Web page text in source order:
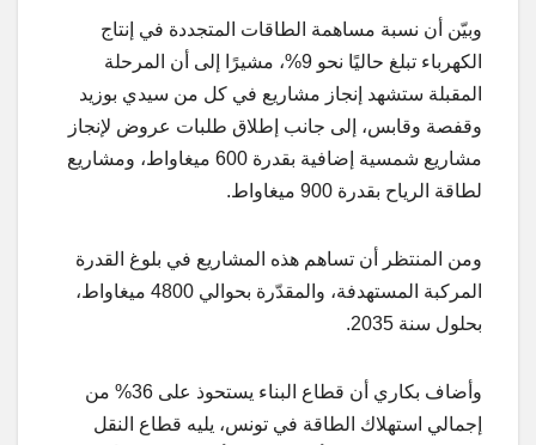
وبيّن أن نسبة مساهمة الطاقات المتجددة في إنتاج
الكهرباء تبلغ حاليًا نحو 9%، مشيرًا إلى أن المرحلة
المقبلة ستشهد إنجاز مشاريع في كل من سيدي بوزيد
وقفصة وقابس، إلى جانب إطلاق طلبات عروض لإنجاز
مشاريع شمسية إضافية بقدرة 600 ميغاواط، ومشاريع
لطاقة الرياح بقدرة 900 ميغاواط.
ومن المنتظر أن تساهم هذه المشاريع في بلوغ القدرة
المركبة المستهدفة، والمقدّرة بحوالي 4800 ميغاواط،
بحلول سنة 2035.
وأضاف بكاري أن قطاع البناء يستحوذ على 36% من
إجمالي استهلاك الطاقة في تونس، يليه قطاع النقل